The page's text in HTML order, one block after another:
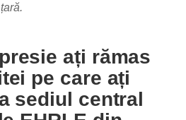
ați rămas
pe care ați
sediul central